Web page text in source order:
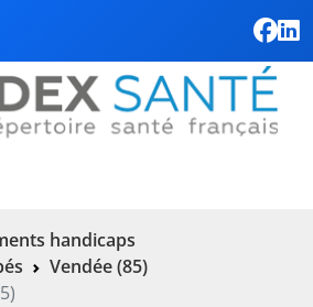
handicaps
Vendée (85)